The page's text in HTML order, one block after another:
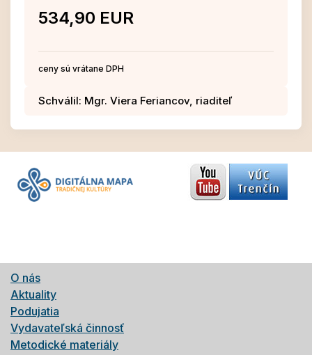
534,90 EUR
ceny sú vrátane DPH
Schválil: Mgr. Viera Feriancov, riaditeľ
O nás
Aktuality
Podujatia
Vydavateľská činnosť
Metodické materiály